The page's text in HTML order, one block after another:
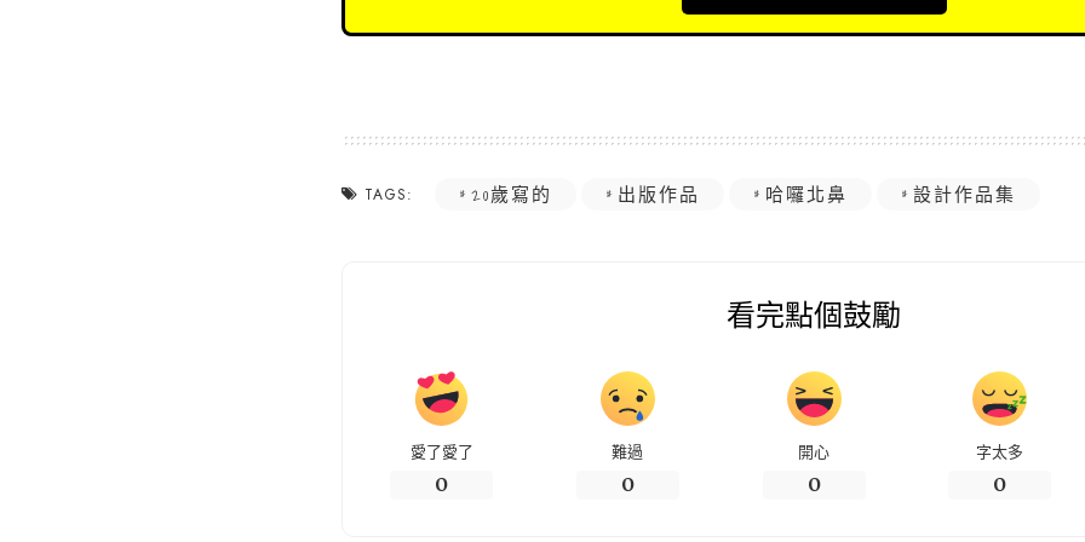
TAGS: 20歲寫的 出版作品 哈囉北鼻 設計作品集
看完點個鼓勵
愛了愛了
0
難過
0
開心
0
字太多
0